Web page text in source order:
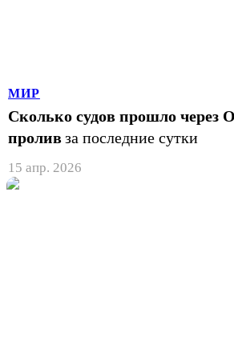
МИР
Сколько судов прошло через
проливза последние сутки
15 апр. 2026